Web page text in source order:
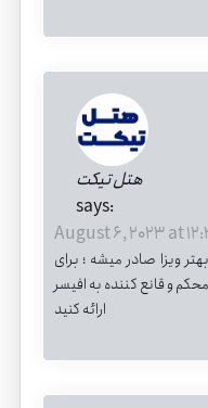
هتل تیکت
says:
August 6, 2023 at
ویزا صادر میشه ؛ برای
و قانع کننده به افیسر
ارائه کنید